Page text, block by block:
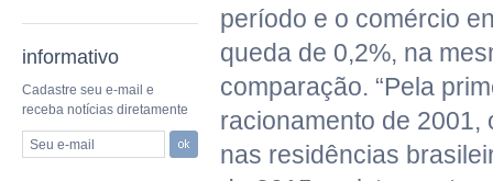
informativo
Cadastre seu e-mail e
receba notícias diretamente
Seu e-mail
período e o comércio
queda de 0,2%, na
comparação. “Pela
racionamento de 2001,
nas residências